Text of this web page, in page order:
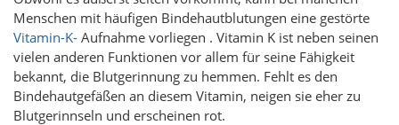
Menschen mit häufigen Bindehautblutungen eine gestörte
Vitamin-K- Aufnahme vorliegen . Vitamin K ist neben seinen
vielen anderen Funktionen vor allem für seine Fähigkeit
bekannt, die Blutgerinnung zu hemmen. Fehlt es den
Bindehautgefäßen an diesem Vitamin, neigen sie eher zu
Blutgerinnseln und erscheinen rot.